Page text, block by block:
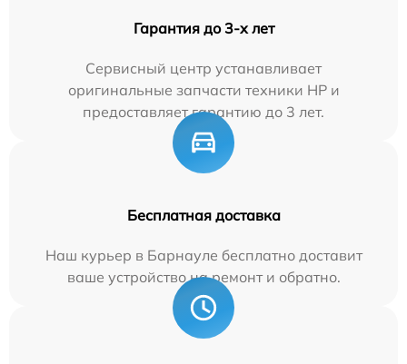
Гарантия до 3-х лет
Сервисный центр устанавливает
оригинальные запчасти техники HP и
предоставляет гарантию до 3 лет.
Бесплатная доставка
Наш курьер в Барнауле бесплатно доставит
ваше устройство на ремонт и обратно.